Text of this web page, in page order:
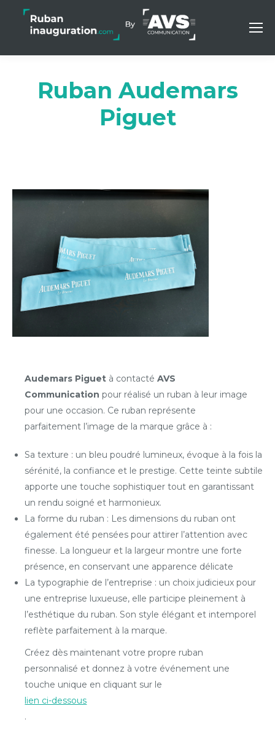
Ruban Audemars
Piguet
Audemars Piguet à contactéAVS
Communication pour réalisé un ruban à leur image
pour une occasion. Ce ruban représente
parfaitement l’image de la marque grâce à :
Sa texture : un bleu poudré lumineux, évoque à la fois la
sérénité, la confiance et le prestige. Cette teinte subtile
apporte une touche sophistiquer tout en garantissant
un rendu soigné et harmonieux.
La forme du ruban : Les dimensions du ruban ont
également été pensées pour attirer l’attention avec
finesse. La longueur et la largeur montre une forte
présence, en conservant une apparence délicate
La typographie de l’entreprise : un choix judicieux pour
une entreprise luxueuse, elle participe pleinement à
l’esthétique du ruban. Son style élégant et intemporel
reflète parfaitement à la marque.
Créez dès maintenant votre propre ruban
personnalisé et donnez à votre événement une
touche unique en cliquant sur le
lien ci-dessous
.